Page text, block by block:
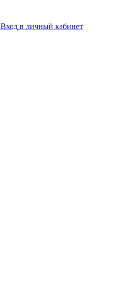
Вход в личный кабинет